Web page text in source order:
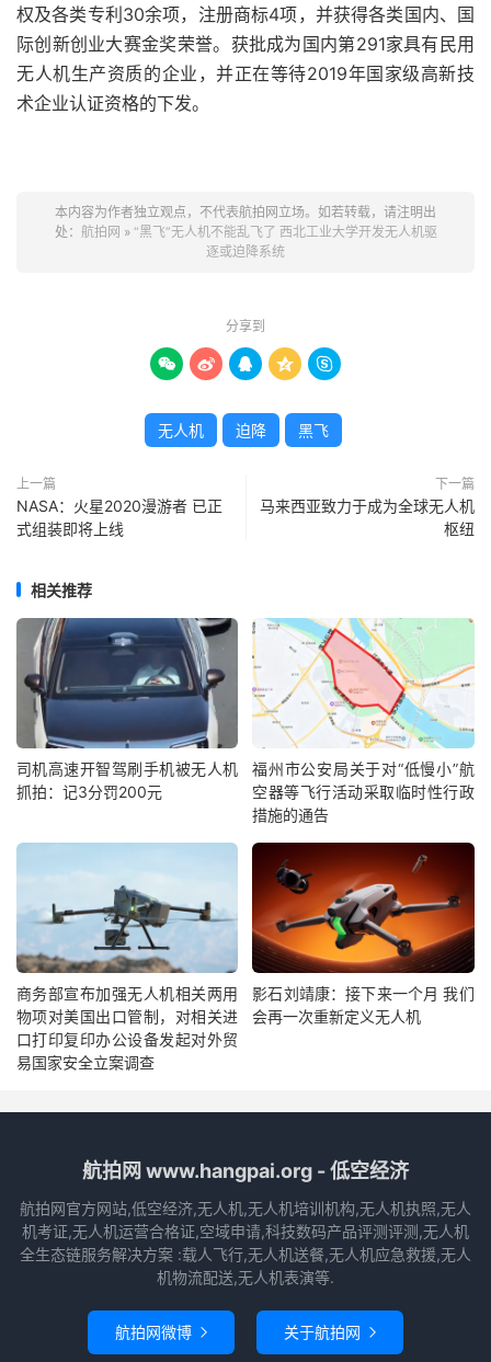
权及各类专利30余项，注册商标4项，并获得各类国内、国
际创新创业大赛金奖荣誉。获批成为国内第291家具有民用
无人机生产资质的企业，并正在等待2019年国家级高新技
术企业认证资格的下发。
本内容为作者独立观点，不代表航拍网立场。如若转载，请注明出
处： 航拍网 » “黑飞”无人机不能乱飞了 西北工业大学开发无人机驱
逐或迫降系统
分享到
    
无人机 迫降 黑飞
上一篇
NASA：火星2020漫游者 已正
式组装即将上线
下一篇
马来西亚致力于成为全球无人机
枢纽
相关推荐
司机高速开智驾刷手机被无人机
抓拍：记3分罚200元
福州市公安局关于对“低慢小”航
空器等飞行活动采取临时性行政
措施的通告
商务部宣布加强无人机相关两用
物项对美国出口管制，对相关进
口打印复印办公设备发起对外贸
易国家安全立案调查
影石刘靖康：接下来一个月 我们
会再一次重新定义无人机
航拍网 www.hangpai.org - 低空经济
航拍网官方网站,低空经济,无人机,无人机培训机构,无人机执照,无人
机考证,无人机运营合格证,空域申请,科技数码产品评测评测,无人机
全生态链服务解决方案 :载人飞行,无人机送餐,无人机应急救援,无人
机物流配送,无人机表演等.
航拍网微博  关于航拍网 